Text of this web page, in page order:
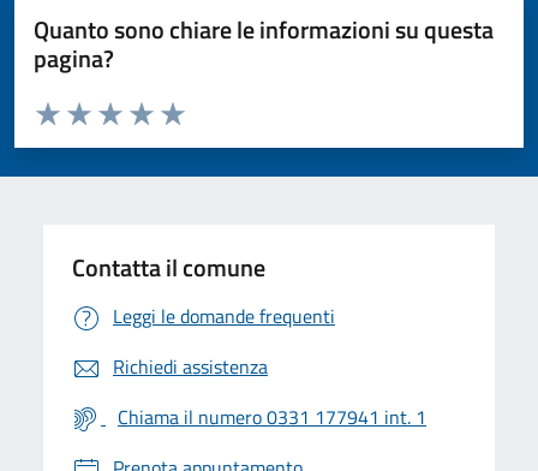
Quanto sono chiare le informazioni su questa
pagina?
Valuta da 1 a 5 stelle la pagina
Valuta 5 stelle su 5
Valuta 4 stelle su 5
Valuta 3 stelle su 5
Valuta 2 stelle su 5
Valuta 1 stelle su 5
Contatta il comune
Leggi le domande frequenti
Richiedi assistenza
Chiama il numero 0331 177941 int. 1